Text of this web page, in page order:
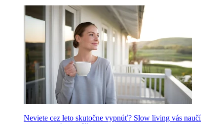
Neviete cez leto skutočne vypnúť? Slow living vás naučí